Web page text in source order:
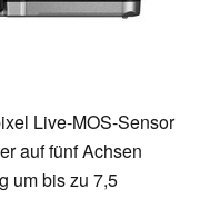
Live-MOS-Sensor
auf fünf Achsen
um bis zu 7,5